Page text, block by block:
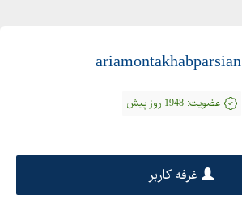
ariamontakhabparsian
عضویت: 1948 روز پیش
غرفه کاربر